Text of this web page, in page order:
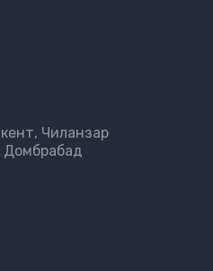
Чиланзар
Домбрабад